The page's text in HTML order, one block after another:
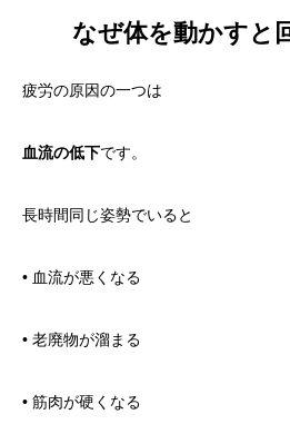
なぜ体を動かすと
疲労の原因の一つは
血流の低下です。
長時間同じ姿勢でいると
• 血流が悪くなる
• 老廃物が溜まる
• 筋肉が硬くなる